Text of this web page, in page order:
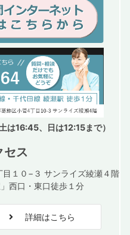
は16:45、日は12:15まで）
セス
１０−３ サンライズ綾瀬４階
西口・東口徒歩１分
詳細はこちら